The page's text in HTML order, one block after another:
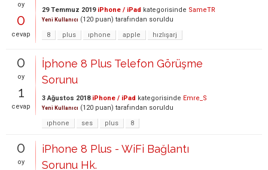
oy
0
cevap
29 Temmuz 2019 iPhone / iPad kategorisinde SameTR
Yeni Kullanıcı (120 puan) tarafından soruldu
8
plus ıphone apple hızlışarj
0
oy
1
cevap
İphone 8 Plus Telefon Görüşme
Sorunu
3 Ağustos 2018 iPhone / iPad kategorisinde Emre_S
Yeni Kullanıcı (120 puan) tarafından soruldu
ıphone
ses plus 8
0
oy
iPhone 8 Plus - WiFi Bağlantı
Sorunu Hk.